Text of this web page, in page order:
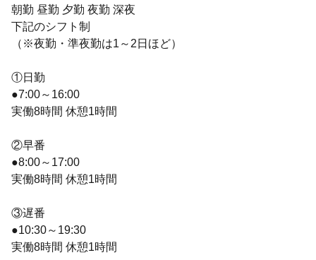
朝勤 昼勤 夕勤 夜勤 深夜
下記のシフト制
（※夜勤・準夜勤は1～2日ほど）
①日勤
●7:00～16:00
実働8時間 休憩1時間
②早番
●8:00～17:00
実働8時間 休憩1時間
③遅番
●10:30～19:30
実働8時間 休憩1時間